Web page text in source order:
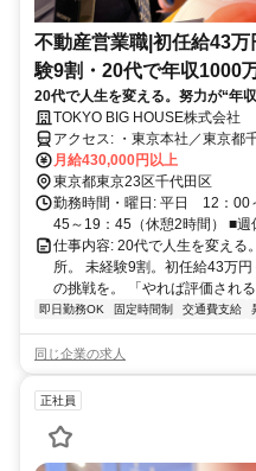
不動産営業職|初任給43
験9割・20代で年収1000
20代で人生を変える。努力が“年
TOKYO BIG HOUSE株式会社
アクセス: ・東京本社／東京都千代田区大手町 （JR「東京駅」徒歩8
分、丸の内線・半蔵門線・東西線「
所／千葉県船橋市前原西 （JR
沼駅」徒歩9分） ・埼玉営業所 2026年10月OPEN予定！ オープニ
ングスタッフ募集中です！！
月給430,000円以上
東京都東京23区千代田区
勤務時間・曜日: 平日 12：00
45～19：45（休憩2時間） ■週
仕事内容: 20代で人生を変える
所。 未経験9割。初任給43万
の挑戦を。 「やれば評価され
即日勤務OK 固定時間制 交通費支給
同じ企業の求人
正社員